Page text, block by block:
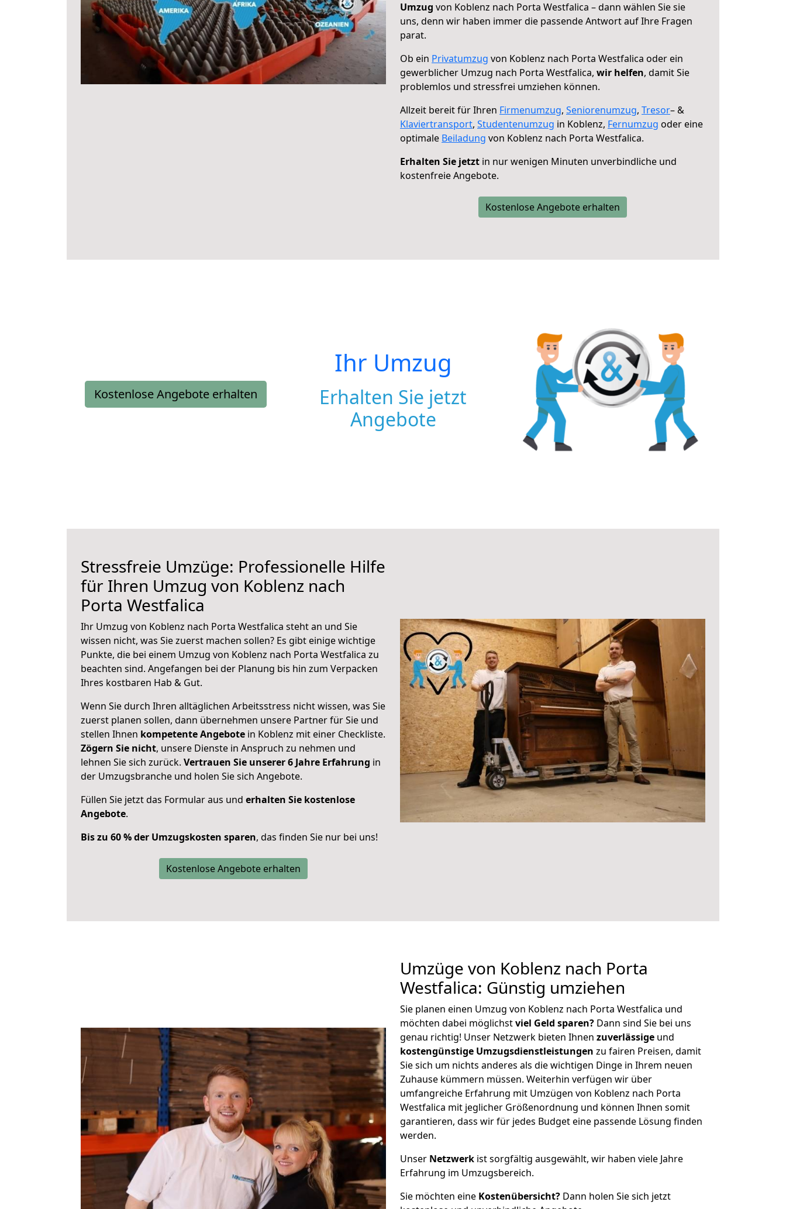
Umzug von Koblenz nach Porta Westfalica – dann wählen Sie sie
uns, denn wir haben immer die passende Antwort auf Ihre Fragen
parat.
Ob ein Privatumzug von Koblenz nach Porta Westfalica oder ein
gewerblicher Umzug nach Porta Westfalica, wir helfen, damit Sie
problemlos und stressfrei umziehen können.
Allzeit bereit für Ihren Firmenumzug, Seniorenumzug, Tresor– &
Klaviertransport, Studentenumzug in Koblenz, Fernumzug oder eine
optimale Beiladung von Koblenz nach Porta Westfalica.
Erhalten Sie jetzt in nur wenigen Minuten unverbindliche und
kostenfreie Angebote.
Kostenlose Angebote erhalten
Kostenlose Angebote erhalten
Ihr Umzug
Erhalten Sie jetzt
Angebote
Stressfreie Umzüge: Professionelle Hilfe
für Ihren Umzug von Koblenz nach
Porta Westfalica
Ihr Umzug von Koblenz nach Porta Westfalica steht an und Sie
wissen nicht, was Sie zuerst machen sollen? Es gibt einige wichtige
Punkte, die bei einem Umzug von Koblenz nach Porta Westfalica zu
beachten sind. Angefangen bei der Planung bis hin zum Verpacken
Ihres kostbaren Hab & Gut.
Wenn Sie durch Ihren alltäglichen Arbeitsstress nicht wissen, was Sie
zuerst planen sollen, dann übernehmen unsere Partner für Sie und
stellen Ihnen kompetente Angebote in Koblenz mit einer Checkliste.
Zögern Sie nicht, unsere Dienste in Anspruch zu nehmen und
lehnen Sie sich zurück. Vertrauen Sie unserer 6 Jahre Erfahrung in
der Umzugsbranche und holen Sie sich Angebote.
Füllen Sie jetzt das Formular aus und erhalten Sie kostenlose
Angebote.
Bis zu 60 % der Umzugskosten sparen, das finden Sie nur bei uns!
Kostenlose Angebote erhalten
Umzüge von Koblenz nach Porta
Westfalica: Günstig umziehen
Sie planen einen Umzug von Koblenz nach Porta Westfalica und
möchten dabei möglichstviel Geld sparen? Dann sind Sie bei uns
genau richtig! Unser Netzwerk bieten Ihnen zuverlässige und
kostengünstige Umzugsdienstleistungen zu fairen Preisen, damit
Sie sich um nichts anderes als die wichtigen Dinge in Ihrem neuen
Zuhause kümmern müssen. Weiterhin verfügen wir über
umfangreiche Erfahrung mit Umzügen von Koblenz nach Porta
Westfalica mit jeglicher Größenordnung und können Ihnen somit
garantieren, dass wir für jedes Budget eine passende Lösung finden
werden.
Unser Netzwerk ist sorgfältig ausgewählt, wir haben viele Jahre
Erfahrung im Umzugsbereich.
Sie möchten eine Kostenübersicht? Dann holen Sie sich jetzt